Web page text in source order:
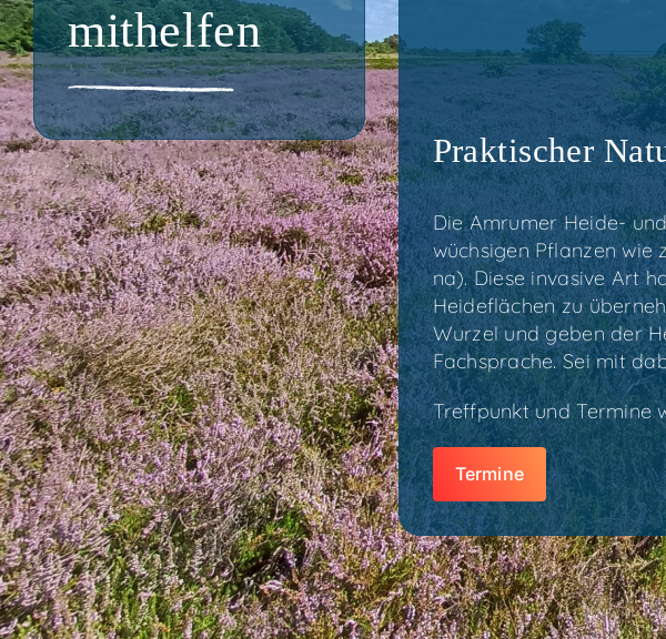
mithelfen
Prak­ti­scher
Die Amru­mer Hei­de-
wüch­si­gen Pflan­zen
na). Die­se inva­si­ve Art
Hei­de­flä­chen zu
Wur­zel und geben der
Fach­spra­che. Sei mit
Treff­punkt und Ter­mi­ne
Ter­mi­ne